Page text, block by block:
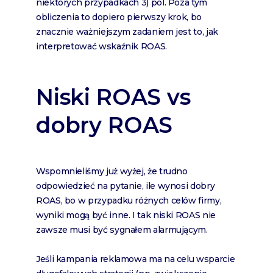
niektórych przypadkach 3) pól. Poza tym
obliczenia to dopiero pierwszy krok, bo
znacznie ważniejszym zadaniem jest to, jak
interpretować wskaźnik ROAS.
Niski ROAS vs
dobry ROAS
Wspomnieliśmy już wyżej, że trudno
odpowiedzieć na pytanie, ile wynosi dobry
ROAS, bo w przypadku różnych celów firmy,
wyniki mogą być inne. I tak niski ROAS nie
zawsze musi być sygnałem alarmującym.
Jeśli kampania reklamowa ma na celu wsparcie